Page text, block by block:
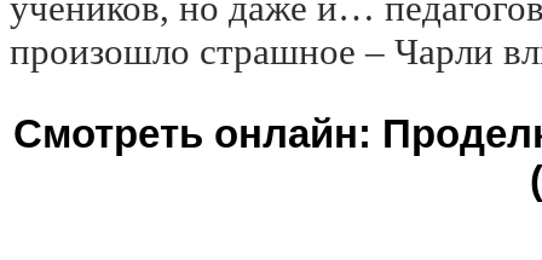
произошло страшное – Чарли
Смотреть онлайн: